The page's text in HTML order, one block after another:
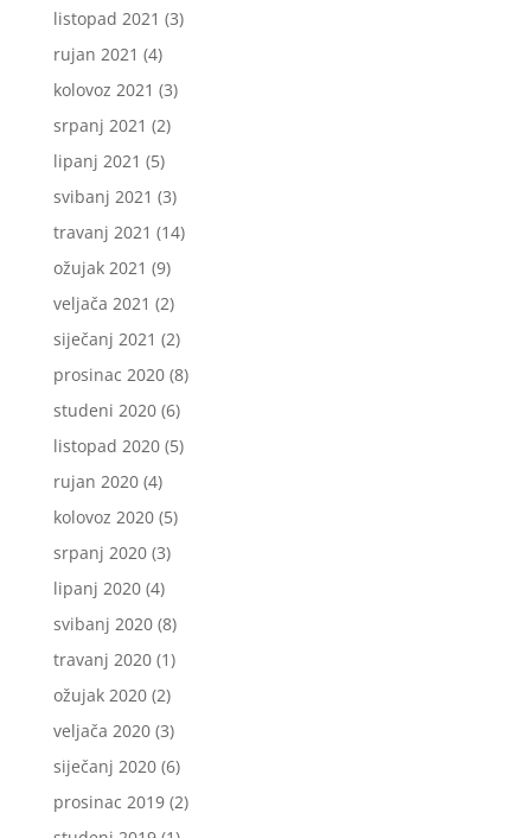
listopad 2021 (3)
rujan 2021 (4)
kolovoz 2021 (3)
srpanj 2021 (2)
lipanj 2021 (5)
svibanj 2021 (3)
travanj 2021 (14)
ožujak 2021 (9)
veljača 2021 (2)
siječanj 2021 (2)
prosinac 2020(8)
studeni 2020(6)
listopad 2020(5)
rujan 2020(4)
kolovoz 2020(5)
srpanj 2020(3)
lipanj 2020(4)
svibanj 2020(8)
travanj 2020(1)
ožujak 2020(2)
veljača 2020(3)
siječanj 2020(6)
prosinac 2019(2)